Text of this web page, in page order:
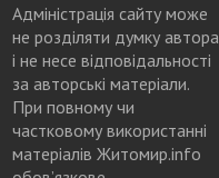
Адміністрація сайту може
не розділяти думку автора
і не несе відповідальності
за авторські матеріали.
При повному чи
частковому використанні
матеріалів Житомир.info